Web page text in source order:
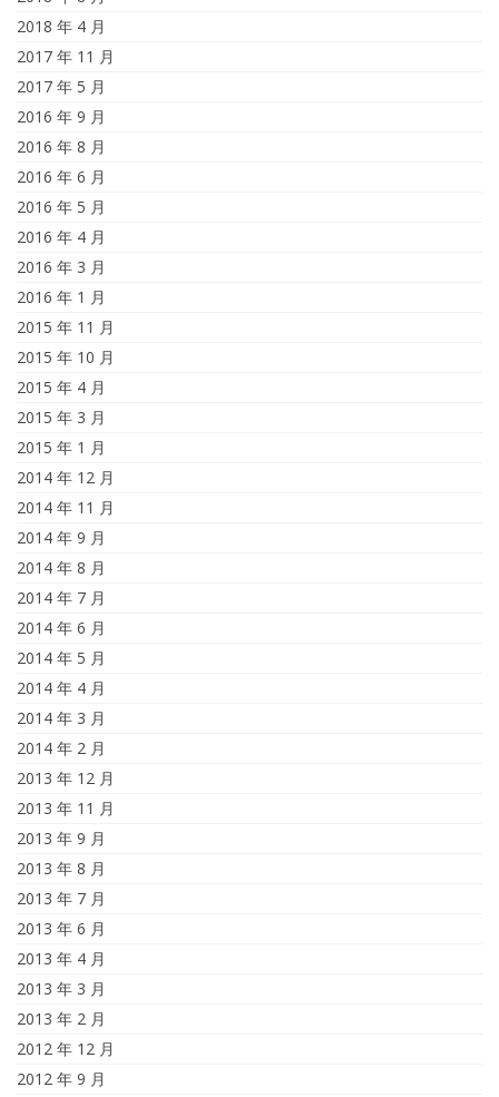
2018 年 4 月
2017 年 11 月
2017 年 5 月
2016 年 9 月
2016 年 8 月
2016 年 6 月
2016 年 5 月
2016 年 4 月
2016 年 3 月
2016 年 1 月
2015 年 11 月
2015 年 10 月
2015 年 4 月
2015 年 3 月
2015 年 1 月
2014 年 12 月
2014 年 11 月
2014 年 9 月
2014 年 8 月
2014 年 7 月
2014 年 6 月
2014 年 5 月
2014 年 4 月
2014 年 3 月
2014 年 2 月
2013 年 12 月
2013 年 11 月
2013 年 9 月
2013 年 8 月
2013 年 7 月
2013 年 6 月
2013 年 4 月
2013 年 3 月
2013 年 2 月
2012 年 12 月
2012 年 9 月